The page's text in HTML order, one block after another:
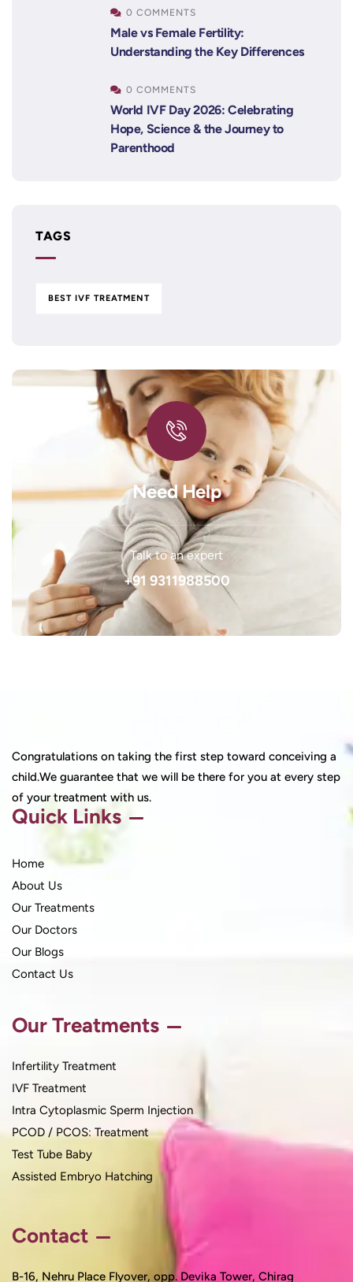
0 COMMENTS
Male vs Female Fertility:
Understanding the Key Differences
0 COMMENTS
World IVF Day 2026: Celebrating
Hope, Science & the Journey to
Parenthood
TAGS
BEST IVF TREATMENT
Need Help
Talk to an expert
+91 9311988500
Congratulations on taking the first step toward conceiving a
child.We guarantee that we will be there for you at every step
of your treatment with us.
Quick Links
Home
About Us
Our Treatments
Our Doctors
Our Blogs
Contact Us
Our Treatments
Infertility Treatment
IVF Treatment
Intra Cytoplasmic Sperm Injection
PCOD / PCOS: Treatment
Test Tube Baby
Assisted Embryo Hatching
Contact
B-16, Nehru Place Flyover, opp. Devika Tower, Chirag